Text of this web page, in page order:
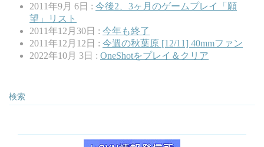
2011年9月 6日 : 今後2、3ヶ月のゲームプレイ「願
望」リスト
2011年12月30日 : 今年も終了
2011年12月12日 : 今週の秋葉原 [12/11] 40mmファン
2022年10月 3日 : OneShotをプレイ＆クリア
検索